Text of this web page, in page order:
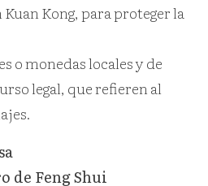
Kong, para proteger la
o monedas locales y de
legal, que refieren al
de Feng Shui